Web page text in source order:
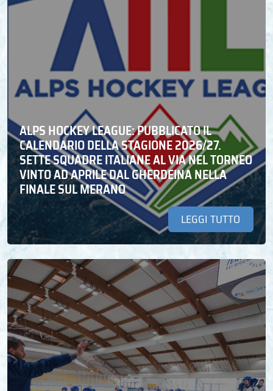
ALPS HOCKEY LEAGUE: PUBBLICATO IL
CALENDARIO DELLA STAGIONE 2026/27.
SETTE SQUADRE ITALIANE AL VIA NEL TORNEO
VINTO AD APRILE DAL GHERDEINA NELLA
FINALE SUL MERANO
LEGGI TUTTO